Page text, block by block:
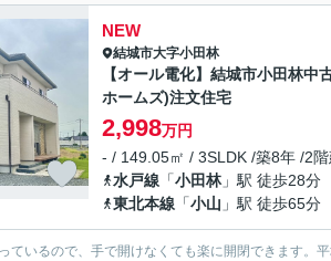
NEW
結城市大字小田林
【オール電化】結城市小田林中
ホームズ)注文住宅
2,998万円
- / 149.05㎡ / 3SLDK /築8年 /2階
水戸線 「小田林」駅 徒歩28分
東北本線 「小山 」駅 徒歩65分
ているので、手で開けなくても楽に開閉できます。